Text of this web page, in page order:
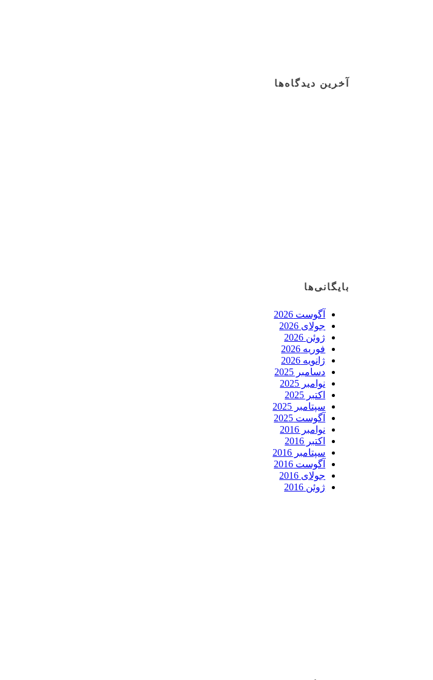
آخرین دیدگاه‌ها
بایگانی‌ها
آگوست 2026
جولای 2026
ژوئن 2026
فوریه 2026
ژانویه 2026
دسامبر 2025
نوامبر 2025
اکتبر 2025
سپتامبر 2025
آگوست 2025
نوامبر 2016
اکتبر 2016
سپتامبر 2016
آگوست 2016
جولای 2016
ژوئن 2016